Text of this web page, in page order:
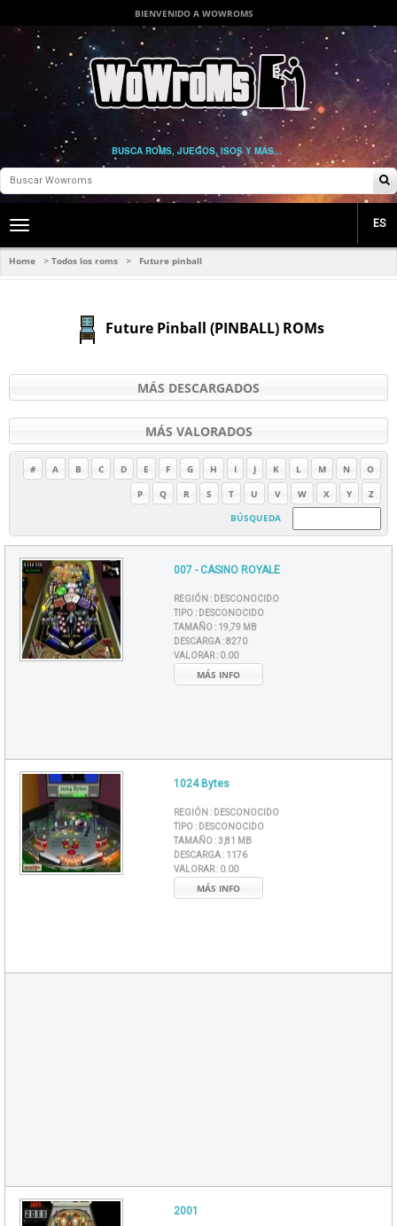
BIENVENIDO A WOWROMS
BUSCA ROMS, JUEGOS, ISOS Y MÁS...
Toggle
navigation
ES
Home > Todos los roms > Future pinball
Future Pinball (PINBALL) ROMs
MÁS DESCARGADOS
MÁS VALORADOS
# A B C D E F G H I J K L M N
O
P
Q R S T U V W X Y
Z
BÚSQUEDA
007 - CASINO ROYALE
REGIÓN : DESCONOCIDO
TIPO : DESCONOCIDO
TAMAÑO : 19,79 MB
DESCARGA :8270
VALORAR : 0.00
MÁS INFO
1024 Bytes
REGIÓN : DESCONOCIDO
TIPO : DESCONOCIDO
TAMAÑO :3,81 MB
DESCARGA : 1176
VALORAR : 0.00
MÁS INFO
2001